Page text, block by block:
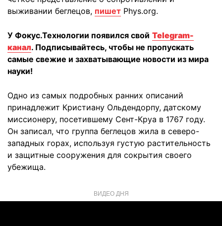
выживании беглецов, пишет Phys.org.
У Фокус.Технологии появился свой Telegram-
канал. Подписывайтесь, чтобы не пропускать
самые свежие и захватывающие новости из мира
науки!
Одно из самых подробных ранних описаний
принадлежит Кристиану Ольдендорпу, датскому
миссионеру, посетившему Сент-Круа в 1767 году.
Он записал, что группа беглецов жила в северо-
западных горах, используя густую растительность
и защитные сооружения для сокрытия своего
убежища.
ВИДЕО ДНЯ